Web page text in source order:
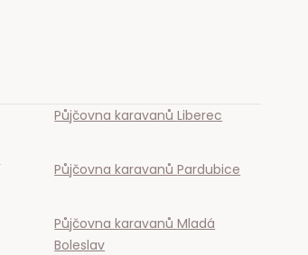
Půjčovna karavanůLiberec
Půjčovna karavanůPardubice
Půjčovna karavanůMladá
Boleslav